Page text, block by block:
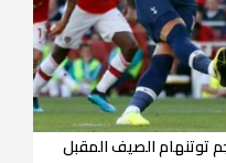
توتنهام الصيف المقبل